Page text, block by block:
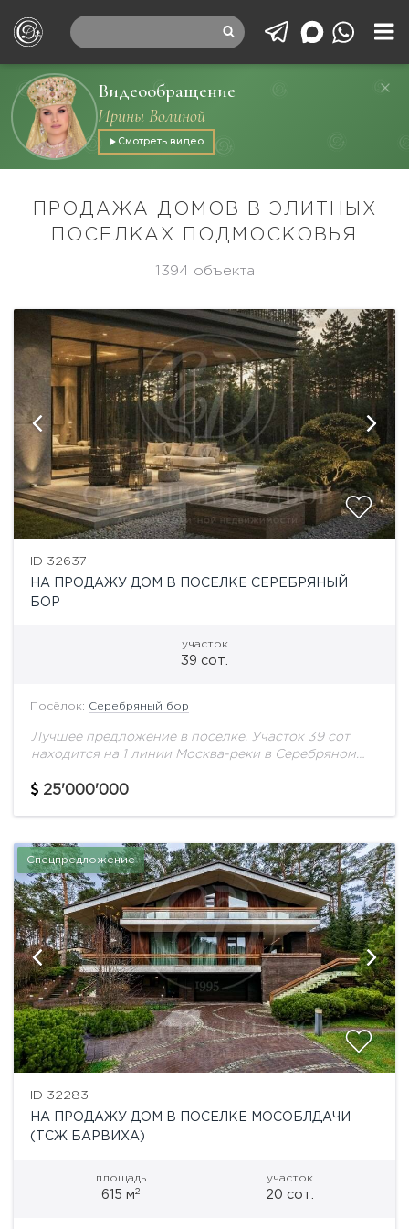
Видеообращение
Ирины Волиной
Смотреть видео
ПРОДАЖА ДОМОВ В ЭЛИТНЫХ
ПОСЕЛКАХ ПОДМОСКОВЬЯ
1394 объекта
ID 32637
НА ПРОДАЖУ ДОМ В ПОСЕЛКЕ СЕРЕБРЯНЫЙ
БОР
участок
39 сот.
Посёлок: Серебряный бор
Лучшее предложение в поселке. Участок 39 сот
находится на 1 линии Москва-реки в Серебряном
газ.вода, электричество Есть разрешение на
25'000'000
Спецпредложение
ID 32283
НА ПРОДАЖУ ДОМ В ПОСЕЛКЕ МОСОБЛДАЧИ
(ТСЖ БАРВИХА)
площадь
615 м2
участок
20 сот.